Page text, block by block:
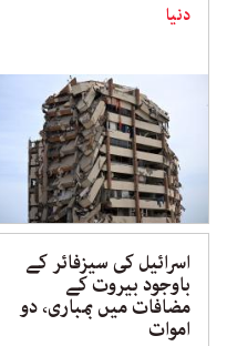
دنیا
اسرائیل کی سیزفائر کے
باوجود بیروت کے
مضافات میں بمباری، دو
اموات